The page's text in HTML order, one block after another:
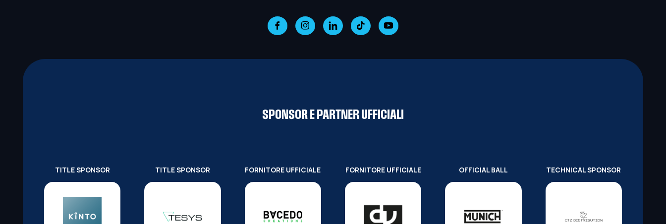
SPONSOR E PARTNER UFFICIALI
TITLE SPONSOR TITLE SPONSOR FORNITORE UFFICIALE FORNITORE UFFICIALE OFFICIAL BALL TECHNICAL SPONSOR